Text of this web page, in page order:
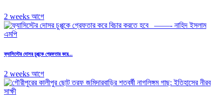
2 weeks আগে
ফ্যাসিস্টের দোসর চুপ্পুকে গ্রেফতার করে...
2 weeks আগে